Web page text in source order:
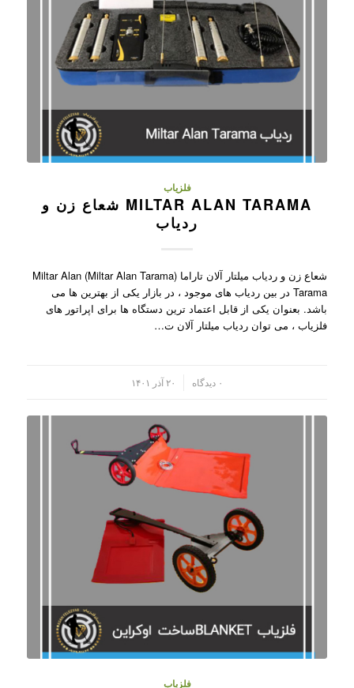
فلزیاب
MILTAR ALAN TARAMA شعاع زن و
ردیاب
شعاع زن و ردیاب میلتار آلان تاراما (Miltar Alan Tarama) Miltar Alan
Tarama در بین ردیاب های موجود ، در بازار یکی از بهترین ها می
باشد. بعنوان یکی از قابل اعتماد ترین دستگاه ها برای اپراتور های
فلزیاب ، می توان ردیاب میلتار آلان ت…
۰ دیدگاه ۲۰ آذر ۱۴۰۱
فلزیاب